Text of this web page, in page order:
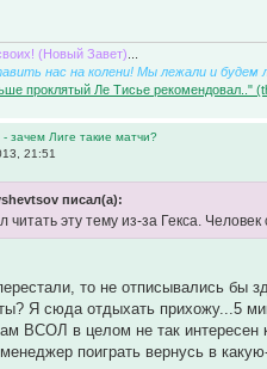
(Новый Завет)
нас на колени! Мы лежали и будем
проклятый Ле Тисье рекомендовал.."
зачем Лиге такие матчи?
21:51
писал(а):
читать эту тему из-за Гекса.
то не отписывались бы
Я сюда отдыхать прихожу...5
ВСОЛ в целом не так интересен
поиграть вернусь в